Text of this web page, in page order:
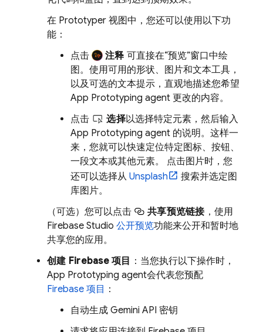
在 Prototyper 视图中，您还可以使用以下功
能：
点击
注释 可直接在“预览”窗口中绘
图。使用可用的形状、图片和文本工具，
以及可选的文本提示，直观地描述您希望
App Prototyping agent 更改的内容。
点击
选择以选择特定元素，然后输入
App Prototyping agent 的说明。这样一
来，您就可以快速定位特定图标、按钮、
一段文本或其他元素。 点击图片时，您
还可以选择从 Unsplash
搜索并选定图
库图片。
（可选）您可以点击
共享预览链接，使用
Firebase Studio 公开预览功能来公开和暂时地
共享您的应用。
创建 Firebase 项目 ：当您执行以下操作时，
App Prototyping agent会代表您预配
Firebase 项目 ：
自动生成 Gemini API 密钥